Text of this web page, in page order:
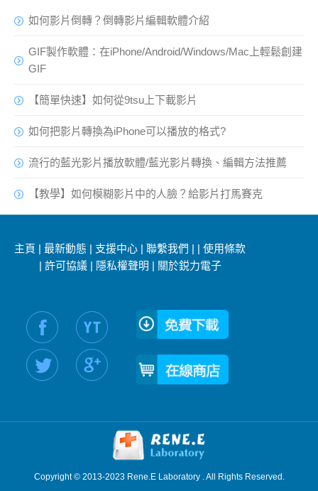
如何影片倒轉？倒轉影片編輯軟體介紹
GIF製作軟體：在iPhone/Android/Windows/Mac上輕鬆創建
GIF
【簡單快速】如何從9tsu上下載影片
如何把影片轉換為iPhone可以播放的格式?
流行的藍光影片播放軟體/藍光影片轉換、編輯方法推薦
【教學】如何模糊影片中的人臉？給影片打馬賽克
主頁 |最新動態 | 支援中心 |聯繫我們 | |使用條款
| 許可協議| 隱私權聲明 | 關於鋭力電子
社交媒體信息：
Copyright © 2013-2023 Rene.E Laboratory . All Rights Reserved.